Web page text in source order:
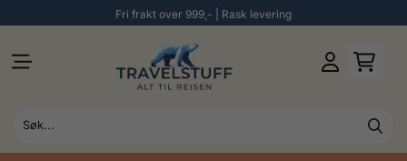
Fri frakt over 999,- | Rask levering